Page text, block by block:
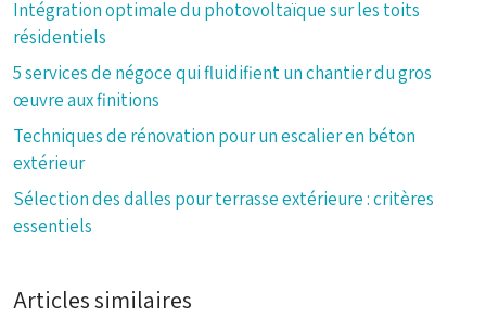
Intégration optimale du photovoltaïque sur les toits
résidentiels
5 services de négoce qui fluidifient un chantier du gros
œuvre aux finitions
Techniques de rénovation pour un escalier en béton
extérieur
Sélection des dalles pour terrasse extérieure : critères
essentiels
Articles similaires